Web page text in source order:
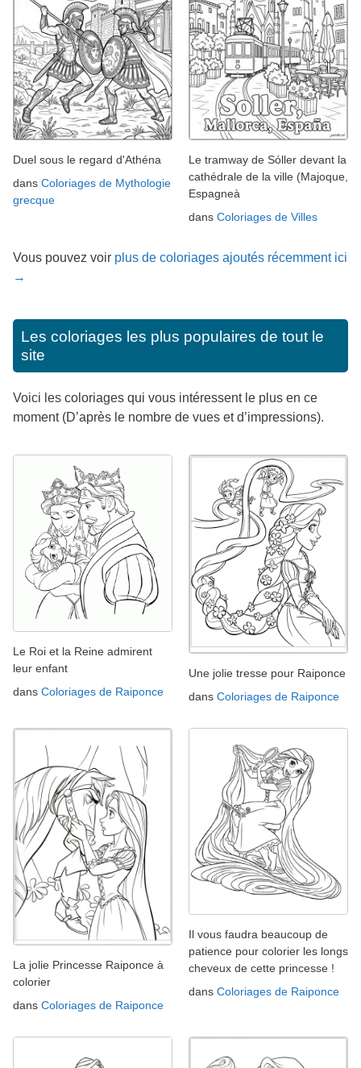
Duel sous le regard d'Athéna
dans Coloriages de Mythologie
grecque
Le tramway de Sóller devant la
cathédrale de la ville (Majoque,
Espagneà
dans Coloriages de Villes
Vous pouvez voir plus de coloriages ajoutés récemment ici
→
Les coloriages les plus populaires de tout le
site
Voici les coloriages qui vous intéressent le plus en ce
moment (D’après le nombre de vues et d’impressions).
Le Roi et la Reine admirent
leur enfant
dans Coloriages de Raiponce
Une jolie tresse pour Raiponce
dans Coloriages de Raiponce
La jolie Princesse Raiponce à
colorier
dans Coloriages de Raiponce
Il vous faudra beaucoup de
patience pour colorier les longs
cheveux de cette princesse !
dans Coloriages de Raiponce